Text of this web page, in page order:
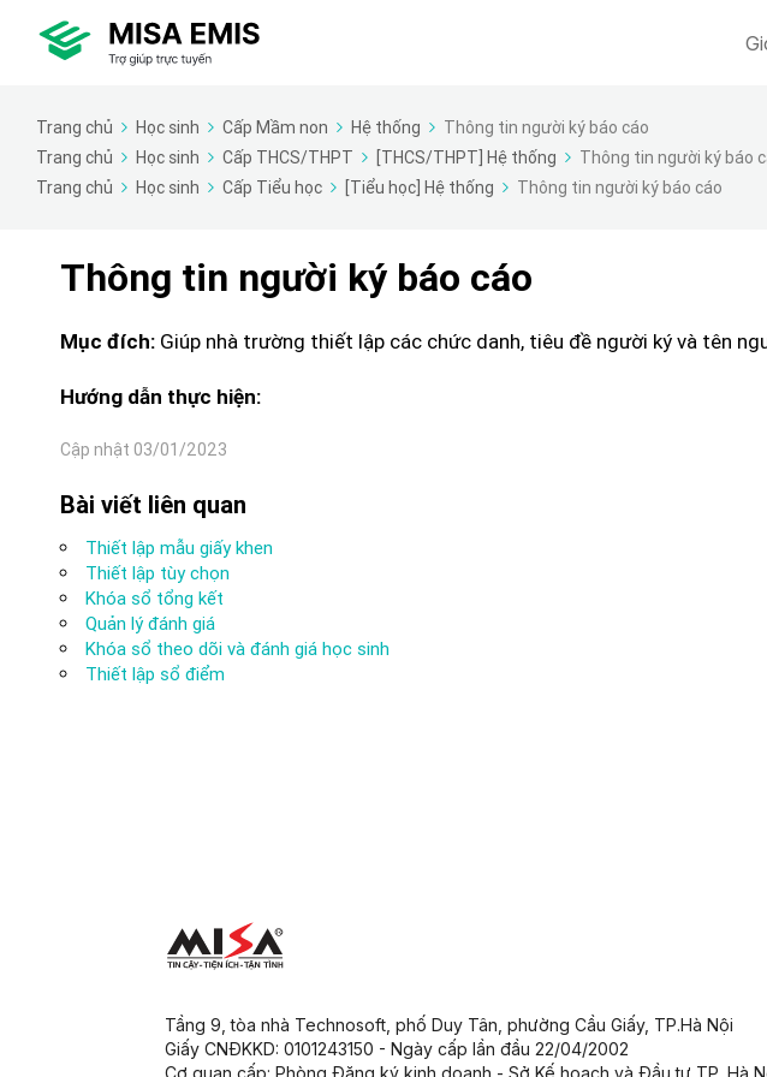
Trang chủ Học sinh Cấp Mầm non Hệ thống
Thông tin người ký báo cáo
Trang chủ
Học sinh Cấp THCS/THPT [THCS/THPT] Hệ thống
Thông tin người ký báo
Trang chủ
Học sinh Cấp Tiểu học [Tiểu học] Hệ thống Thông tin người ký báo cáo
Thông tin người ký báo cáo
Mục đích: Giúp nhà trường thiết lập các chức danh, tiêu đề người ký và tên
Hướng dẫn thực hiện:
Cập nhật 03/01/2023
Bài viết liên quan
Thiết lập mẫu giấy khen
Thiết lập tùy chọn
Khóa sổ tổng kết
Quản lý đánh giá
Khóa sổ theo dõi và đánh giá học sinh
Thiết lập sổ điểm
Tầng 9, tòa nhà Technosoft, phố Duy Tân, phường Cầu Giấy, TP.Hà Nội
Giấy CNĐKKD: 0101243150 - Ngày cấp lần đầu 22/04/2002
Cơ quan cấp: Phòng Đăng ký kinh doanh - Sở Kế hoạch và Đầu tư TP. Hà